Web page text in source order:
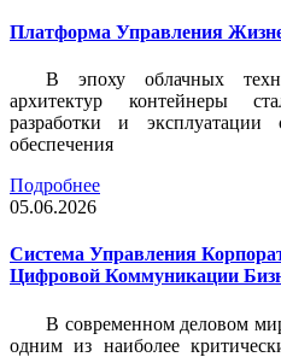
Платформа Управления
В эпоху облачных
архитектур контейнеры
разработки и эксплуатации
обеспечения
Подробнее
05.06.2026
Система Управления
Цифровой Коммуникации
В современном деловом
одним из наиболее